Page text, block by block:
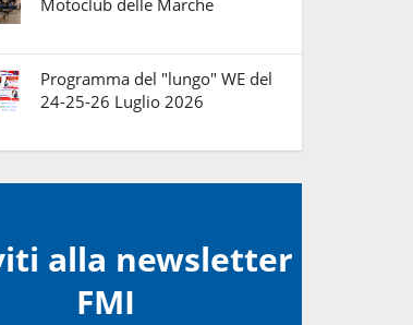
Motoclub delle Marche
Programma del "lungo" WE del
24-25-26 Luglio 2026
alla newsletter
FMI